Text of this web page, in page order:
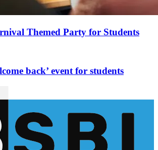
Themed Party for Students
back’ event for students